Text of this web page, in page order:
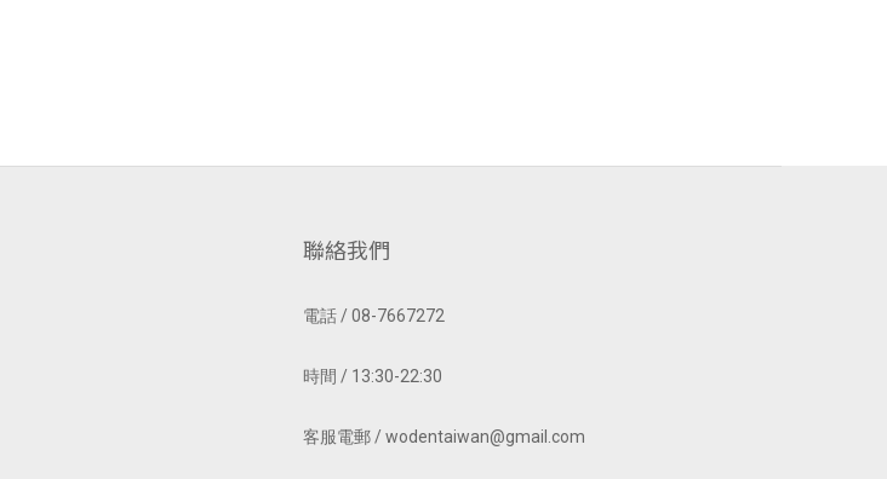
聯絡我們
電話 / 08-7667272
時間 / 13:30-22:30
客服電郵 / wodentaiwan@gmail.com